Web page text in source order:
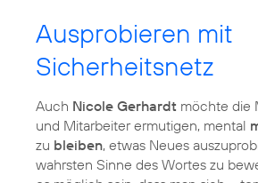
Ausprobieren mit
Sicherheitsnetz
Auch Nicole Gerhardt möchte die
und Mitarbeiter ermutigen, mental
zu bleiben, etwas Neues
wahrsten Sinne des Wortes zu